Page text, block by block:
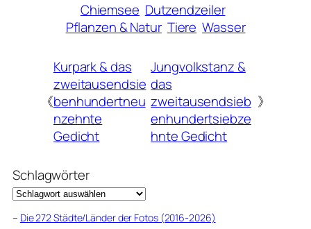
Chiemsee Dutzendzeiler
Pflanzen & Natur Tiere Wasser
《
Kurpark & das
zweitausendsie
benhundertneu
nzehnte
Gedicht
Jungvolkstanz &
das
zweitausendsieb
enhundertsiebze
hnte Gedicht
》
Schlagwörter
– Die 272 Städte/Länder der Fotos (2016-2026)